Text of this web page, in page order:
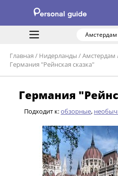
Амстердам
Главная / Нидерланды /Амстердам
Германия "Рейнская сказка"
Германия
Подходит к:обзорные,